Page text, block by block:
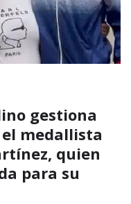
gestiona
medallista
quien
para su